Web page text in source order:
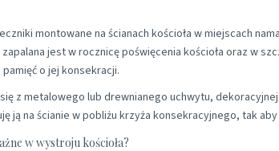
montowane na ścianach kościoła w miejscach
jest w rocznicę poświęcenia kościoła oraz w
o jej konsekracji.
z metalowego lub drewnianego uchwytu,
ją na ścianie w pobliżu krzyża konsekracyjnego, tak
w wystroju kościoła?